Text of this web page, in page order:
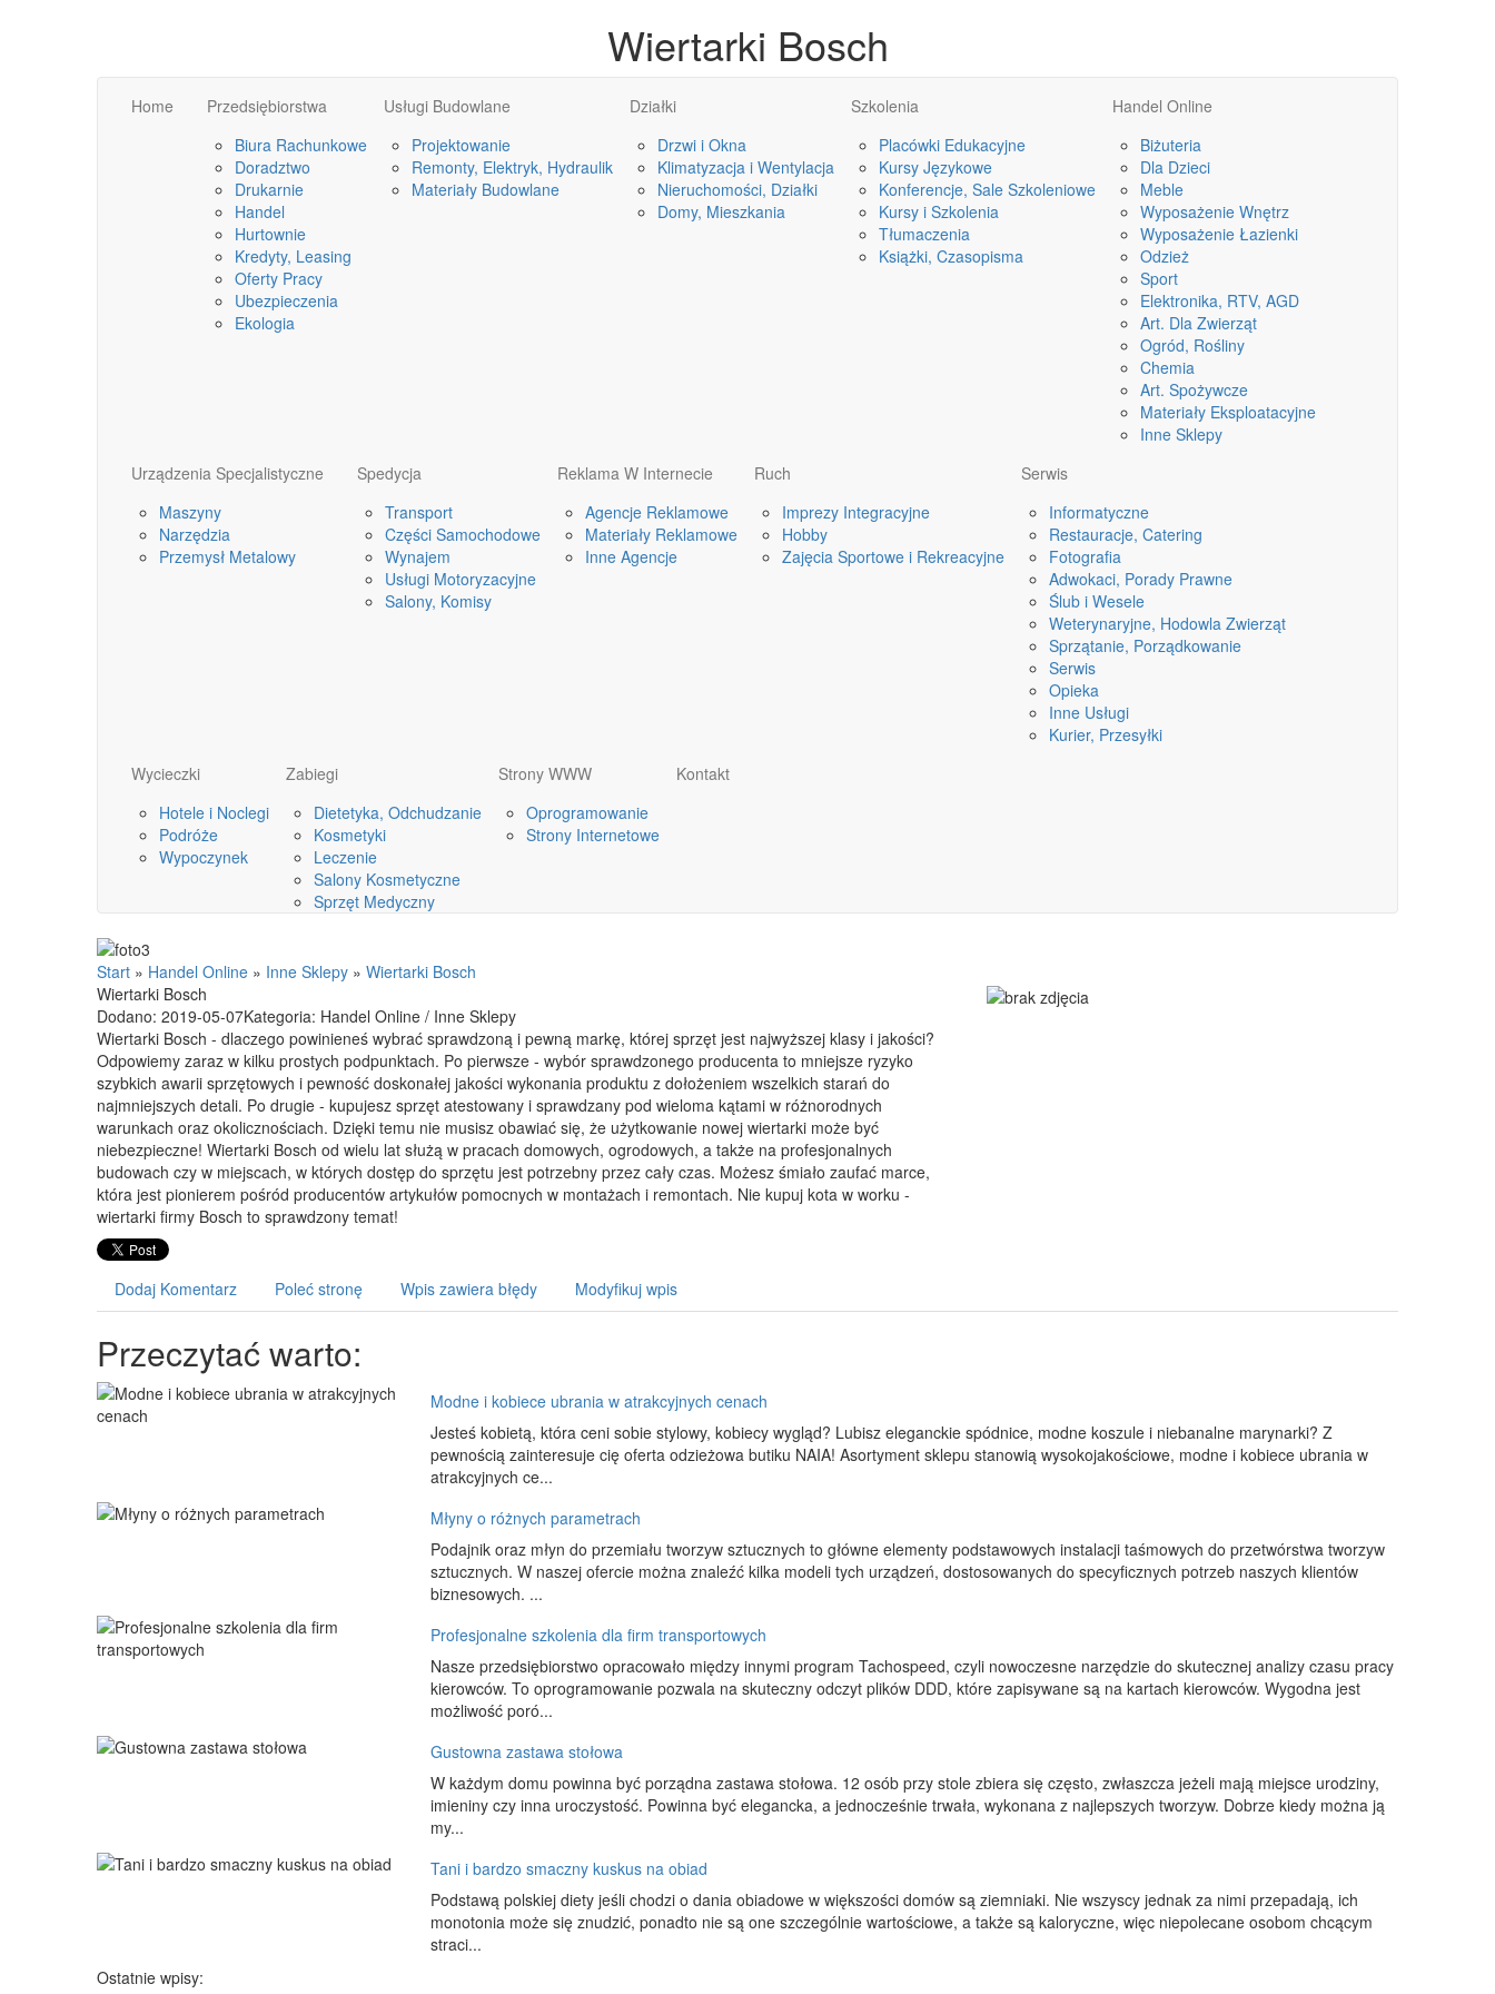
Wiertarki Bosch
Home
Przedsiębiorstwa
Biura Rachunkowe
Doradztwo
Drukarnie
Handel
Hurtownie
Kredyty, Leasing
Oferty Pracy
Ubezpieczenia
Ekologia
Usługi Budowlane
Projektowanie
Remonty, Elektryk, Hydraulik
Materiały Budowlane
Działki
Drzwi i Okna
Klimatyzacja i Wentylacja
Nieruchomości, Działki
Domy, Mieszkania
Szkolenia
Placówki Edukacyjne
Kursy Językowe
Konferencje, Sale Szkoleniowe
Kursy i Szkolenia
Tłumaczenia
Książki, Czasopisma
Handel Online
Biżuteria
Dla Dzieci
Meble
Wyposażenie Wnętrz
Wyposażenie Łazienki
Odzież
Sport
Elektronika, RTV, AGD
Art. Dla Zwierząt
Ogród, Rośliny
Chemia
Art. Spożywcze
Materiały Eksploatacyjne
Inne Sklepy
Urządzenia Specjalistyczne
Maszyny
Narzędzia
Przemysł Metalowy
Spedycja
Transport
Części Samochodowe
Wynajem
Usługi Motoryzacyjne
Salony, Komisy
Reklama W Internecie
Agencje Reklamowe
Materiały Reklamowe
Inne Agencje
Ruch
Imprezy Integracyjne
Hobby
Zajęcia Sportowe i Rekreacyjne
Serwis
Informatyczne
Restauracje, Catering
Fotografia
Adwokaci, Porady Prawne
Ślub i Wesele
Weterynaryjne, Hodowla Zwierząt
Sprzątanie, Porządkowanie
Serwis
Opieka
Inne Usługi
Kurier, Przesyłki
Wycieczki
Hotele i Noclegi
Podróże
Wypoczynek
Zabiegi
Dietetyka, Odchudzanie
Kosmetyki
Leczenie
Salony Kosmetyczne
Sprzęt Medyczny
Strony WWW
Oprogramowanie
Strony Internetowe
Kontakt
Start » Handel Online » Inne Sklepy » Wiertarki Bosch
Wiertarki Bosch
Dodano: 2019-05-07Kategoria: Handel Online / Inne Sklepy
Wiertarki Bosch - dlaczego powinieneś wybrać sprawdzoną i pewną markę, której sprzęt jest najwyższej klasy i jakości?
Odpowiemy zaraz w kilku prostych podpunktach. Po pierwsze - wybór sprawdzonego producenta to mniejsze ryzyko
szybkich awarii sprzętowych i pewność doskonałej jakości wykonania produktu z dołożeniem wszelkich starań do
najmniejszych detali. Po drugie - kupujesz sprzęt atestowany i sprawdzany pod wieloma kątami w różnorodnych
warunkach oraz okolicznościach. Dzięki temu nie musisz obawiać się, że użytkowanie nowej wiertarki może być
niebezpieczne! Wiertarki Bosch od wielu lat służą w pracach domowych, ogrodowych, a także na profesjonalnych
budowach czy w miejscach, w których dostęp do sprzętu jest potrzebny przez cały czas. Możesz śmiało zaufać marce,
która jest pionierem pośród producentów artykułów pomocnych w montażach i remontach. Nie kupuj kota w worku -
wiertarki firmy Bosch to sprawdzony temat!
Dodaj Komentarz Poleć stronę Wpis zawiera błędy Modyfikuj wpis
Przeczytać warto:
Modne i kobiece ubrania w atrakcyjnych cenach
Jesteś kobietą, która ceni sobie stylowy, kobiecy wygląd? Lubisz eleganckie spódnice, modne koszule i niebanalne marynarki? Z
pewnością zainteresuje cię oferta odzieżowa butiku NAIA! Asortyment sklepu stanowią wysokojakościowe, modne i kobiece ubrania w
atrakcyjnych ce...
Młyny o różnych parametrach
Podajnik oraz młyn do przemiału tworzyw sztucznych to główne elementy podstawowych instalacji taśmowych do przetwórstwa tworzyw
sztucznych. W naszej ofercie można znaleźć kilka modeli tych urządzeń, dostosowanych do specyficznych potrzeb naszych klientów
biznesowych. ...
Profesjonalne szkolenia dla firm transportowych
Nasze przedsiębiorstwo opracowało między innymi program Tachospeed, czyli nowoczesne narzędzie do skutecznej analizy czasu pracy
kierowców. To oprogramowanie pozwala na skuteczny odczyt plików DDD, które zapisywane są na kartach kierowców. Wygodna jest
możliwość poró...
Gustowna zastawa stołowa
W każdym domu powinna być porządna zastawa stołowa. 12 osób przy stole zbiera się często, zwłaszcza jeżeli mają miejsce urodziny,
imieniny czy inna uroczystość. Powinna być elegancka, a jednocześnie trwała, wykonana z najlepszych tworzyw. Dobrze kiedy można ją
my...
Tani i bardzo smaczny kuskus na obiad
Podstawą polskiej diety jeśli chodzi o dania obiadowe w większości domów są ziemniaki. Nie wszyscy jednak za nimi przepadają, ich
monotonia może się znudzić, ponadto nie są one szczególnie wartościowe, a także są kaloryczne, więc niepolecane osobom chcącym
straci...
Ostatnie wpisy: